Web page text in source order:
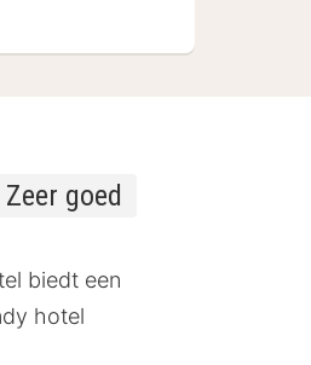
Zeer goed
biedt een
hotel